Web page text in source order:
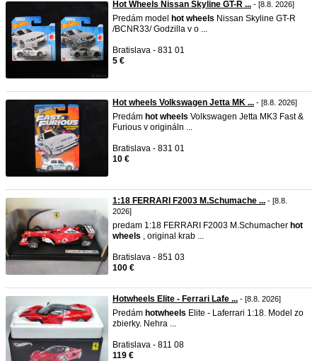
Hot Wheels Nissan Skyline GT-R ... - [8.8. 2026]
Predám model hot wheels Nissan Skyline GT-R
/BCNR33/ Godzilla v o ...
Bratislava - 831 01
5 €
Hot wheels Volkswagen Jetta MK ... - [8.8. 2026]
Predám hot wheels Volkswagen Jetta MK3 Fast &
Furious v origináln ...
Bratislava - 831 01
10 €
1:18 FERRARI F2003 M.Schumache ... - [8.8.
2026]
predam 1:18 FERRARI F2003 M.Schumacher hot
wheels , original krab ...
Bratislava - 851 03
100 €
Hotwheels Elite - Ferrari Lafe ... - [8.8. 2026]
Predám hotwheels Elite - Laferrari 1:18. Model zo
zbierky. Nehra ...
Bratislava - 811 08
119 €